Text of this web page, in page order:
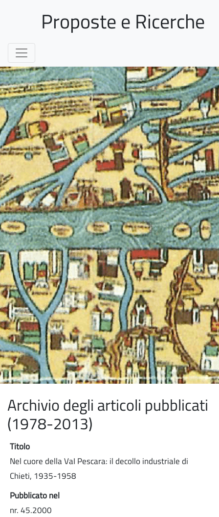
Proposte e Ricerche
Archivio degli articoli pubblicati
(1978-2013)
Titolo
Nel cuore della VaI Pescara: il decollo industriale di
Chieti, 1935-1958
Pubblicato nel
nr. 45.2000